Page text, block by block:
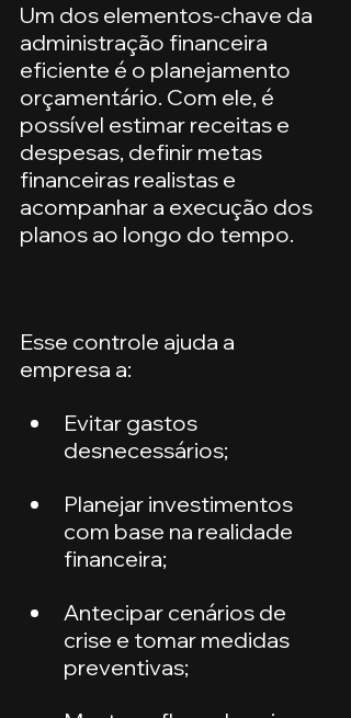
Um dos elementos-chave da
administração financeira
eficiente é o planejamento
orçamentário. Com ele, é
possível estimar receitas e
despesas, definir metas
financeiras realistas e
acompanhar a execução dos
planos ao longo do tempo.
Esse controle ajuda a
empresa a:
Evitar gastos
desnecessários;
Planejar investimentos
com base na realidade
financeira;
Antecipar cenários de
crise e tomar medidas
preventivas;